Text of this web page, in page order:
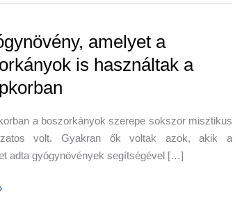
amelyet a
is használtak a
a boszorkányok szerepe sokszor misztikus
volt. Gyakran ők voltak azok, akik a
adta gyógynövények segítségével […]